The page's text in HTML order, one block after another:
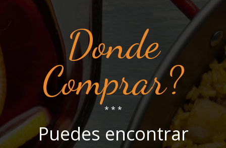
Donde
Comprar?
* * *
Puedes encontrar